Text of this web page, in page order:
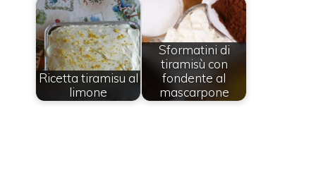
Ricetta tiramisu al
limone
Sformatini di
tiramisù con
fondente al
mascarpone